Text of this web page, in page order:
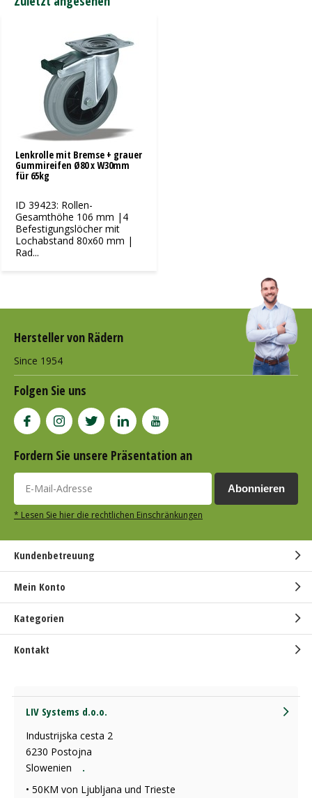
Lenkrolle mit Bremse + grauer
Gummireifen Ø80 x W30mm
für 65kg
ID 39423: Rollen-
Gesamthöhe 106 mm |4
Befestigungslöcher mit
Lochabstand 80x60 mm |
Rad...
Hersteller von Rädern
Since 1954
Folgen Sie uns
Fordern Sie unsere Präsentation an
Abonnieren
* Lesen Sie hier die rechtlichen Einschränkungen
Kundenbetreuung
Mein Konto
Kategorien
Kontakt
LIV Systems d.o.o.
Industrijska cesta 2
6230 Postojna
Slowenien
.
• 50KM von Ljubljana und Trieste